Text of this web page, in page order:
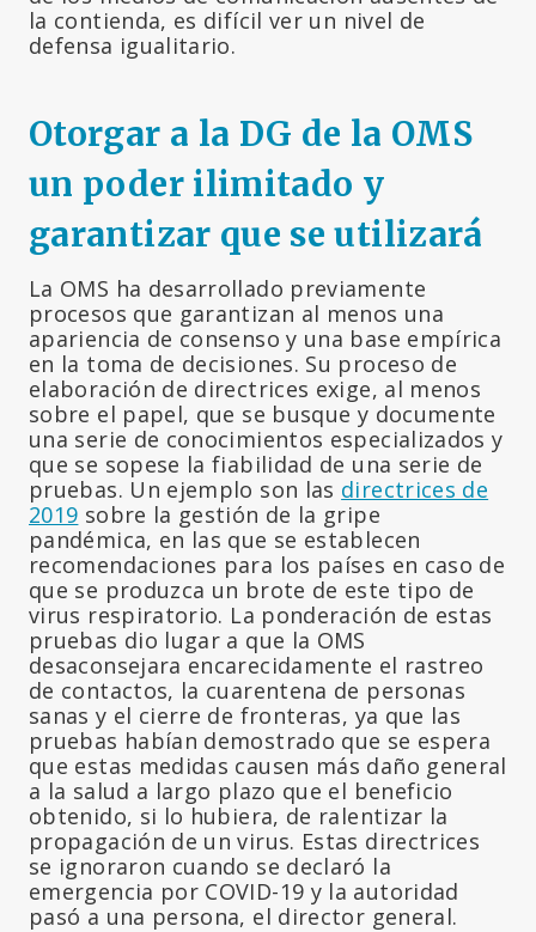
la contienda, es difícil ver un nivel de
defensa igualitario.
Otorgar a la DG de la OMS
un poder ilimitado y
garantizar que se utilizará
La OMS ha desarrollado previamente
procesos que garantizan al menos una
apariencia de consenso y una base empírica
en la toma de decisiones. Su proceso de
elaboración de directrices exige, al menos
sobre el papel, que se busque y documente
una serie de conocimientos especializados y
que se sopese la fiabilidad de una serie de
pruebas. Un ejemplo son las directrices de
2019 sobre la gestión de la gripe
pandémica, en las que se establecen
recomendaciones para los países en caso de
que se produzca un brote de este tipo de
virus respiratorio. La ponderación de estas
pruebas dio lugar a que la OMS
desaconsejara encarecidamente el rastreo
de contactos, la cuarentena de personas
sanas y el cierre de fronteras, ya que las
pruebas habían demostrado que se espera
que estas medidas causen más daño general
a la salud a largo plazo que el beneficio
obtenido, si lo hubiera, de ralentizar la
propagación de un virus. Estas directrices
se ignoraron cuando se declaró la
emergencia por COVID-19 y la autoridad
pasó a una persona, el director general.